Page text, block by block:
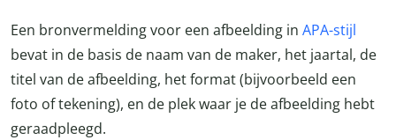
Een bronvermelding voor een afbeelding in APA-stijl
bevat in de basis de naam van de maker, het jaartal, de
titel van de afbeelding, het format (bijvoorbeeld een
foto of tekening), en de plek waar je de afbeelding hebt
geraadpleegd.